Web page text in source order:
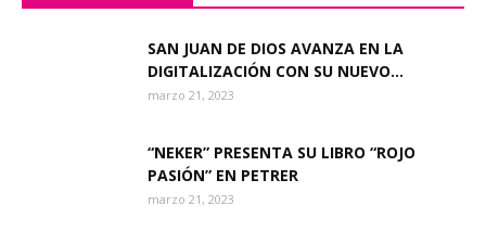
SAN JUAN DE DIOS AVANZA EN LA
DIGITALIZACIÓN CON SU NUEVO...
marzo 21, 2023
“NEKER” PRESENTA SU LIBRO “ROJO
PASIÓN” EN PETRER
marzo 21, 2023